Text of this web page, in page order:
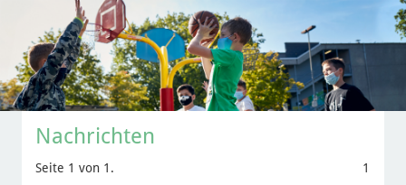
Nachrichten
Seite 1 von 1. 1